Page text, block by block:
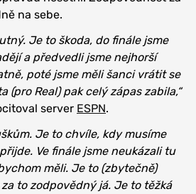
na sebe.
Je to škoda, do finále jsme
a předvedli jsme nejhorší
poté jsme měli šanci vrátit se
(pro Real) pak celý zápas zabila,“
server ESPN.
Je to chvíle, kdy musíme
Ve finále jsme neukázali tu
měli. Je to (zbytečně)
to zodpovědný já. Je to těžká